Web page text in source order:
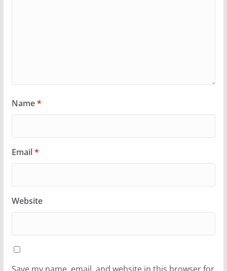
Name*
Email*
Website
Save my name, email, and website in this browser for